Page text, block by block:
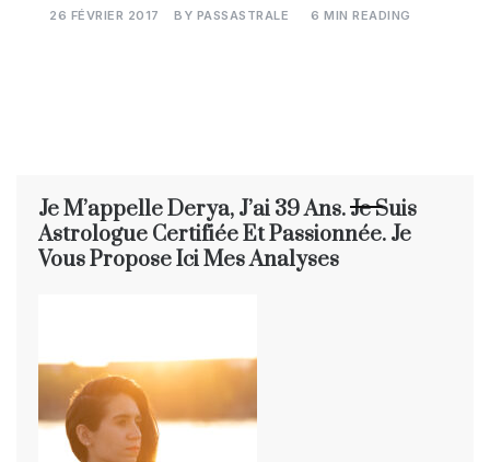
26 FÉVRIER 2017 BY PASSASTRALE 6 MIN READING
Je M’appelle Derya, J’ai 39 Ans. Je Suis
Astrologue Certifiée Et Passionnée. Je
Vous Propose Ici Mes Analyses